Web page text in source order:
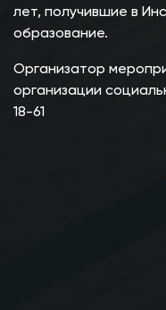
лет, получившие в
образование.
Организатор
организации
18-61